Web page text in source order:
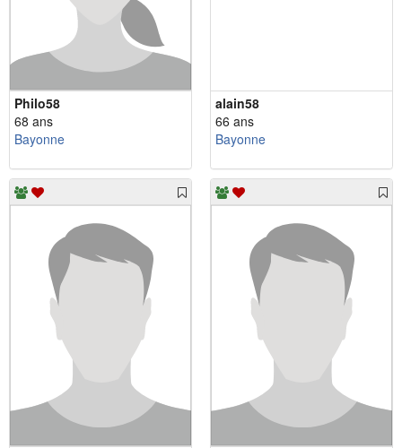
Philo58
68 ans
Bayonne
alain58
66 ans
Bayonne